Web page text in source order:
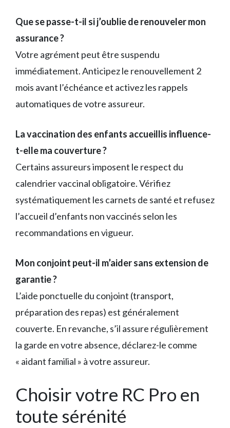
Que se passe-t-il si j’oublie de renouveler mon
assurance ?
Votre agrément peut être suspendu
immédiatement. Anticipez le renouvellement 2
mois avant l’échéance et activez les rappels
automatiques de votre assureur.
La vaccination des enfants accueillis influence-
t-elle ma couverture ?
Certains assureurs imposent le respect du
calendrier vaccinal obligatoire. Vérifiez
systématiquement les carnets de santé et refusez
l’accueil d’enfants non vaccinés selon les
recommandations en vigueur.
Mon conjoint peut-il m’aider sans extension de
garantie ?
L’aide ponctuelle du conjoint (transport,
préparation des repas) est généralement
couverte. En revanche, s’il assure régulièrement
la garde en votre absence, déclarez-le comme
« aidant familial » à votre assureur.
Choisir votre RC Pro en
toute sérénité